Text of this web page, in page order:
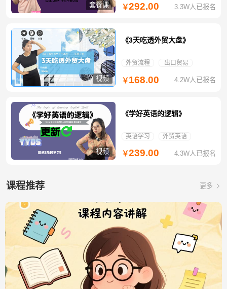
套餐课 ￥292.00 3.3W人已报名
视频
《3天吃透外贸大盘》
外贸流程 出口贸易
￥168.00 4.2W人已报名
视频
《学好英语的逻辑》
英语学习 外贸英语
￥239.00 4.3W人已报名
课程推荐 更多